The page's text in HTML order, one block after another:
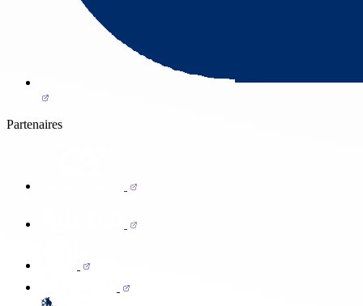
Partenaires